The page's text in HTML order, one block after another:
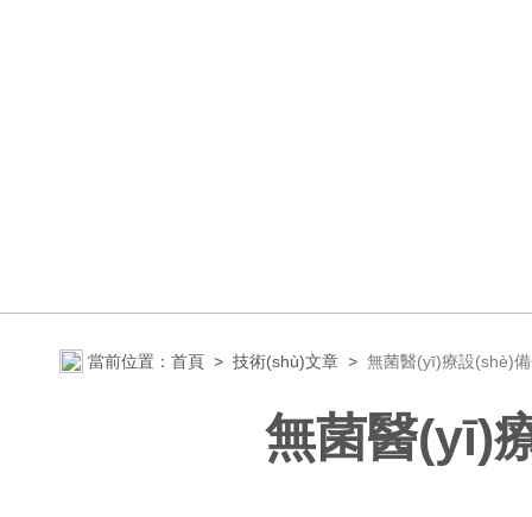
當前位置： 首頁 > 技術(shù)文章 > 無菌醫(yī)療設(shè)
無菌醫(yī)